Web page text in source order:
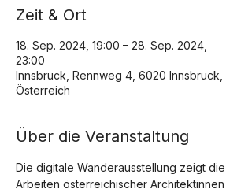
Zeit & Ort
18. Sep. 2024, 19:00 – 28. Sep. 2024,
23:00
Innsbruck, Rennweg 4, 6020 Innsbruck,
Österreich
Über die Veranstaltung
Die digitale Wanderausstellung zeigt die
Arbeiten österreichischer Architektinnen